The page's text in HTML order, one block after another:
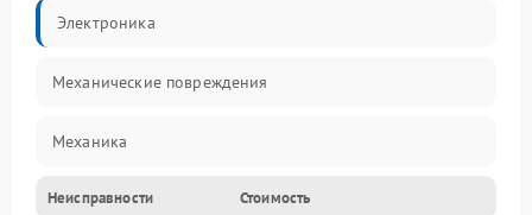
Электроника
Механические повреждения
Механика
Электропитание
Неисправности Стоимость